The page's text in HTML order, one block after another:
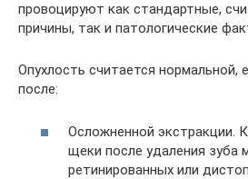
провоцируют как стандартные,
причины, так и патологические
Опухлость считается нормальной,
после:
Осложненной экстракции.
щеки после удаления зуба
ретинированных или